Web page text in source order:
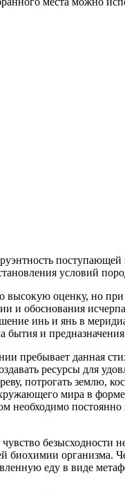
условий
высокую оценку, но
обоснования
инь и янь в
бытия и
пребывает данная
ресурсы для
потрогать землю,
мира в
постоянно
организма.
еду в виде